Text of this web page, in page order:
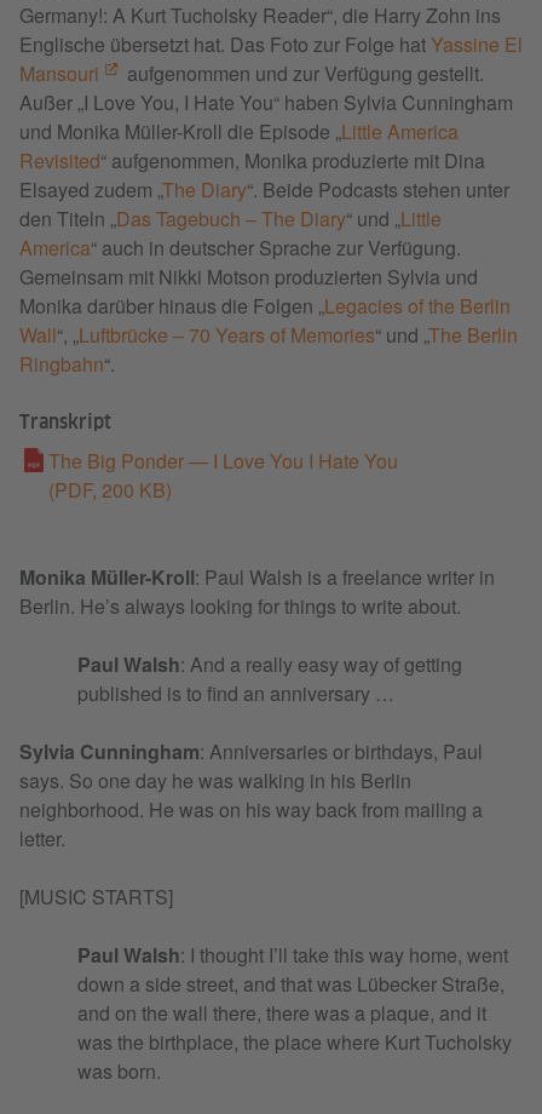
Germany!: A Kurt Tucholsky Reader“, die Harry Zohn ins
Englische übersetzt hat. Das Foto zur Folge hatYassine El
Mansouri
aufgenommen und zur Verfügung gestellt.
Außer „I Love You, I Hate You“ haben Sylvia Cunningham
und Monika Müller-Kroll die Episode „Little America
Revisited“ aufgenommen, Monika produzierte mit Dina
Elsayed zudem „The Diary“. Beide Podcasts stehen unter
den Titeln „Das Tagebuch – The Diary“ und „Little
America“ auch in deutscher Sprache zur Verfügung.
Gemeinsam mit Nikki Motson produzierten Sylvia und
Monika darüber hinaus die Folgen „Legacies of the Berlin
Wall“, „Luftbrücke – 70 Years of Memories“ und „The Berlin
Ringbahn“.
Transkript
The Big Ponder — I Love You I Hate You
(PDF, 200 KB)
Monika Müller-Kroll: Paul Walsh is a freelance writer in
Berlin. He’s always looking for things to write about.
Paul Walsh: And a really easy way of getting
published is to find an anniversary …
Sylvia Cunningham: Anniversaries or birthdays, Paul
says. So one day he was walking in his Berlin
neighborhood. He was on his way back from mailing a
letter.
[MUSIC STARTS]
Paul Walsh: I thought I’ll take this way home, went
down a side street, and that was Lübecker Straße,
and on the wall there, there was a plaque, and it
was the birthplace, the place where Kurt Tucholsky
was born.